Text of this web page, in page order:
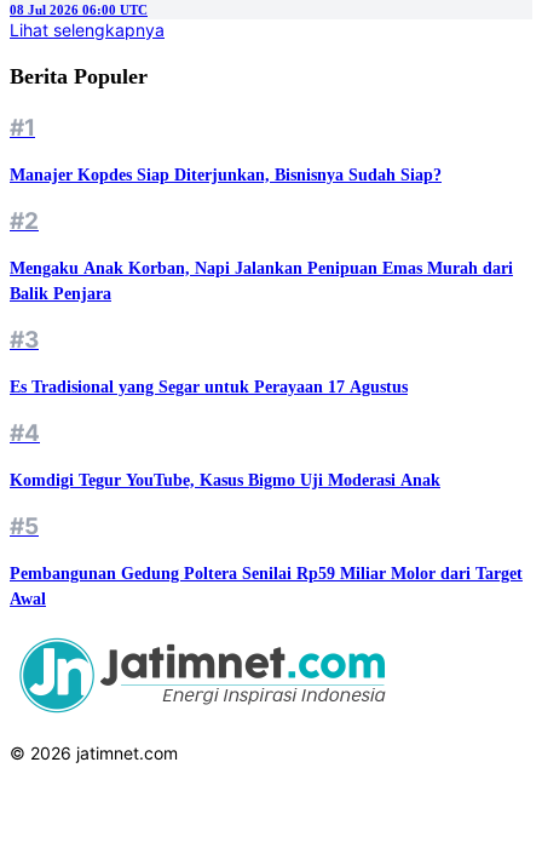
08 Jul 2026 06:00 UTC
Lihat selengkapnya
Berita Populer
#1
Manajer Kopdes Siap Diterjunkan, Bisnisnya Sudah Siap?
#2
Mengaku Anak Korban, Napi Jalankan Penipuan Emas Murah dari
Balik Penjara
#3
Es Tradisional yang Segar untuk Perayaan 17 Agustus
#4
Komdigi Tegur YouTube, Kasus Bigmo Uji Moderasi Anak
#5
Pembangunan Gedung Poltera Senilai Rp59 Miliar Molor dari Target
Awal
© 2026 jatimnet.com